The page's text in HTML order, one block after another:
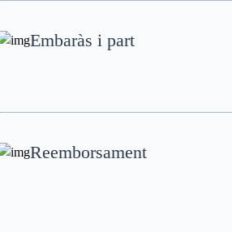
Embaràs i part
Reemborsament